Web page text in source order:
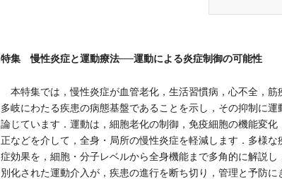
特集 慢性炎症と運動療法──運動による炎症制御の可能性
本特集では，慢性炎症が血管老化，生活習慣病，心不全，筋
多岐にわたる疾患の病態基盤であることを示し，その抑制に
論じています．運動は，細胞老化の制御，免疫細胞の機能変
正などを介して，全身・局所の慢性炎症を軽減します．多様
症効果を，細胞・分子レベルから全身機能まで多角的に解説
別化された運動介入が，疾患の進行を断ち切り，管理と予防